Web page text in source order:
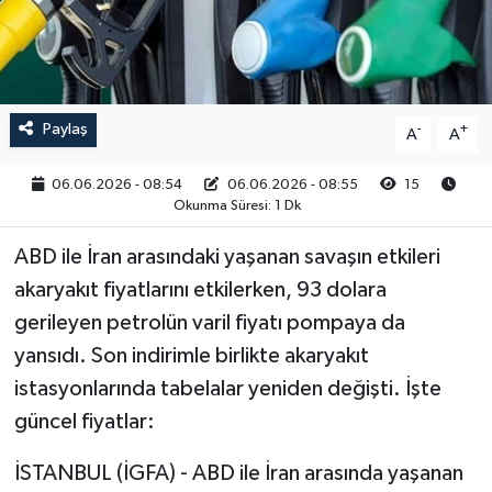
Paylaş A- A+
06.06.2026 - 08:54 06.06.2026 - 08:55
15
Okunma Süresi: 1 Dk
ABD ile İran arasındaki yaşanan savaşın etkileri
akaryakıt fiyatlarını etkilerken, 93 dolara
gerileyen petrolün varil fiyatı pompaya da
yansıdı. Son indirimle birlikte akaryakıt
istasyonlarında tabelalar yeniden değişti. İşte
güncel fiyatlar:
İSTANBUL (İGFA) - ABD ile İran arasında yaşanan
RESMİ İLAN